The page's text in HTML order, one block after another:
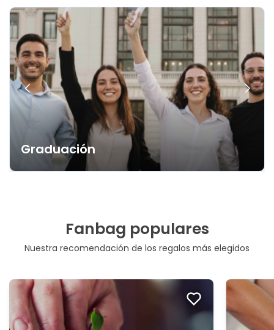
Graduación
Fanbag populares
Nuestra recomendación de los regalos más elegidos